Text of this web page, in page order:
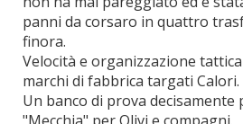
panni da corsaro in quattro
finora.
Velocità e organizzazione
marchi di fabbrica targati Calori.
Un banco di prova